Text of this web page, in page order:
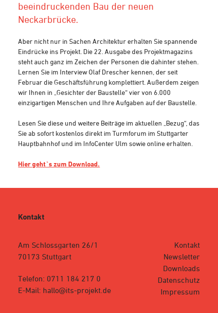
beeindruckenden Bau der neuen
Neckarbrücke.
Aber nicht nur in Sachen Architektur erhalten Sie spannende
Eindrücke ins Projekt. Die 22. Ausgabe des Projektmagazins
steht auch ganz im Zeichen der Personen die dahinter stehen.
Lernen Sie im Interview Olaf Drescher kennen, der seit
Februar die Geschäftsführung komplettiert. Außerdem zeigen
wir Ihnen in „Gesichter der Baustelle“ vier von 6.000
einzigartigen Menschen und Ihre Aufgaben auf der Baustelle.
Lesen Sie diese und weitere Beiträge im aktuellen „Bezug“, das
Sie ab sofort kostenlos direkt im Turmforum im Stuttgarter
Hauptbahnhof und im InfoCenter Ulm sowie online erhalten.
Hier geht`s zum Download.
Kontakt
Am Schlossgarten 26/1
70173 Stuttgart
Telefon: 0711 184 217 0
E-Mail: hallo@its-projekt.de
Kontakt
Newsletter
Downloads
Datenschutz
Impressum